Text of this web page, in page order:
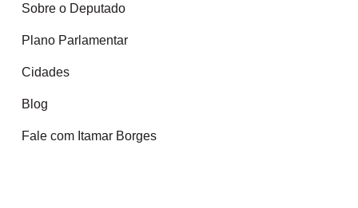
Sobre o Deputado
Plano Parlamentar
Cidades
Blog
Fale com Itamar Borges